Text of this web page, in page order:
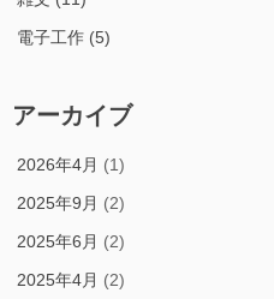
電子工作 (5)
アーカイブ
2026年4月 (1)
2025年9月 (2)
2025年6月 (2)
2025年4月 (2)